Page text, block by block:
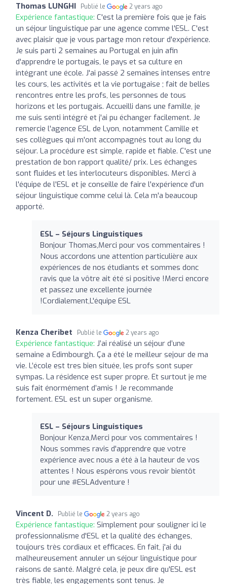
Thomas LUNGHI Publié le 2 years ago
Expérience fantastique: C'est la première fois que je fais
un séjour linguistique par une agence comme l'ESL. C'est
avec plaisir que je vous partage mon retour d'expérience.
Je suis parti 2 semaines au Portugal en juin afin
d'apprendre le portugais, le pays et sa culture en
intégrant une école. J'ai passé 2 semaines intenses entre
les cours, les activités et la vie portugaise ; fait de belles
rencontres entre les profs, les personnes de tous
horizons et les portugais. Accueilli dans une famille, je
me suis senti intégré et j'ai pu échanger facilement. Je
remercie l'agence ESL de Lyon, notamment Camille et
ses collègues qui m'ont accompagnés tout au long du
séjour. La procédure est simple, rapide et fiable. C'est une
prestation de bon rapport qualité/ prix. Les échanges
sont fluides et les interlocuteurs disponibles. Merci à
l'équipe de l'ESL et je conseille de faire l'expérience d'un
séjour linguistique comme celui là. Cela m'a beaucoup
apporté.
ESL – Séjours Linguistiques
Bonjour Thomas,Merci pour vos commentaires !
Nous accordons une attention particulière aux
expériences de nos étudiants et sommes donc
ravis que la vôtre ait été si positive !Merci encore
et passez une excellente journée
!Cordialement,L'équipe ESL
Kenza Cheribet Publié le 2 years ago
Expérience fantastique: J’ai réalisé un séjour d’une
semaine a Edimbourgh. Ça a été le meilleur sejour de ma
vie. L’école est tres bien située, les profs sont super
sympas. La résidence est super propre. Et surtout je me
suis fait énormément d’amis ! Je recommande
fortement. ESL est un super organisme.
ESL – Séjours Linguistiques
Bonjour Kenza,Merci pour vos commentaires !
Nous sommes ravis d'apprendre que votre
expérience avec nous a été à la hauteur de vos
attentes ! Nous espérons vous revoir bientôt
pour une #ESLAdventure !
Vincent D. Publié le 2 years ago
Expérience fantastique: Simplement pour souligner ici le
professionnalisme d'ESL et la qualité des échanges,
toujours très cordiaux et efficaces. En fait, j'ai du
malheureusement annuler un séjour linguistique pour
raisons de santé. Malgré cela, je peux dire qu'ESL est
très fiable, les engagements sont tenus. Je